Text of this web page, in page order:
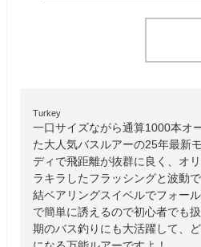
Turkey
一口サイズながら通算1000本オ
た大人気バスルアーの25年最新
ディで飛距離が抜群に良く、オ
ラキラしたフラッシングと波動
結ベアリングスイベルでフォー
で簡単に誘えるので初心者でも
期のバス釣りにも大活躍して、